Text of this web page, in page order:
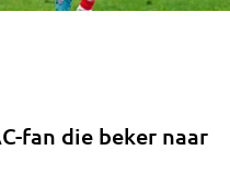
fan die beker naar